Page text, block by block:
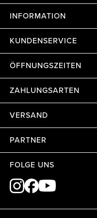
INFORMATION
KUNDENSERVICE
ÖFFNUNGSZEITEN
ZAHLUNGSARTEN
VERSAND
PARTNER
FOLGE UNS